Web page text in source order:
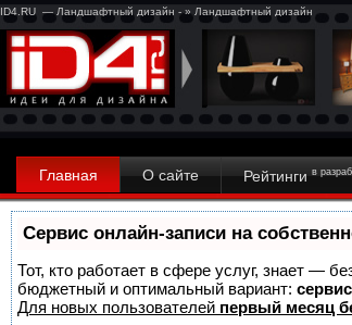
ID4.RU — Ландшафтный дизайн - » Ландшафтный дизайн
Главная О сайте Рейтинги в
Сервис онлайн-записи на
Тот, кто работает в сфере услуг, знает —
бюджетный и оптимальный вариант:
Для новых пользователей первый месяц